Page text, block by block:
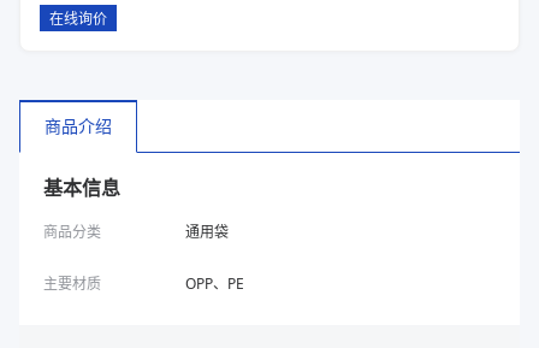
在线询价
商品介绍
基本信息
商品分类 通用袋
主要材质 OPP、PE